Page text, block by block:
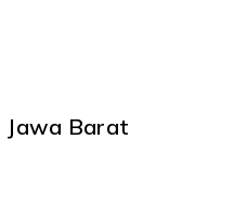
Jawa Barat